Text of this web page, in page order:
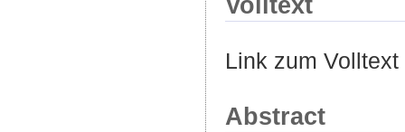
Link zum
Abstract